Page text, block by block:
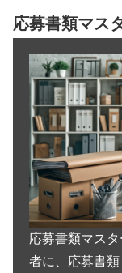
応募書類マス
応募書類マス
者に、応募書